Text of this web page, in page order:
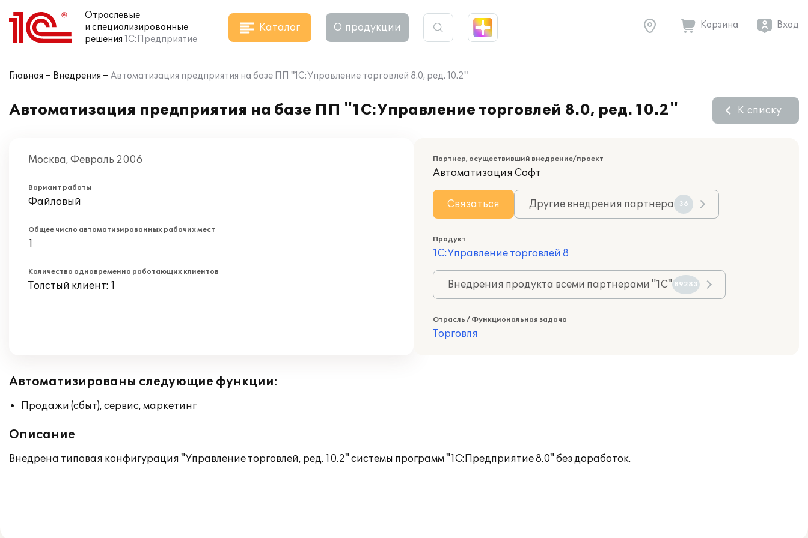
Отраслевые
и специализированные
решения 1С:Предприятие
Каталог О продукции Корзина Вход
Главная Внедрения Автоматизация предприятия на базе ПП "1С:Управление торговлей 8.0, ред. 10.2"
Автоматизация предприятия на базе ПП "1С:Управление торговлей 8.0, ред. 10.2" К списку
Москва, Февраль 2006
Вариант работы
Файловый
Общее число автоматизированных рабочих мест
1
Количество одновременно работающих клиентов
Толстый клиент: 1
Партнер, осуществивший внедрение/проект
Автоматизация Софт
Связаться Другие внедрения партнера 36
Продукт
1С:Управление торговлей 8
Внедрения продукта всеми партнерами "1С" 89283
Отрасль / Функциональная задача
Торговля
Автоматизированы следующие функции:
Продажи (сбыт), сервис, маркетинг
Описание
Внедрена типовая конфигурация "Управление торговлей, ред. 10.2" системы программ "1С:Предприятие 8.0" без доработок.